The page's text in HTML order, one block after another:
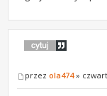
przezola474»